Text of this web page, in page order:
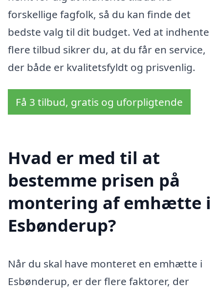
forskellige fagfolk, så du kan finde det
bedste valg til dit budget. Ved at indhente
flere tilbud sikrer du, at du får en service,
der både er kvalitetsfyldt og prisvenlig.
Få 3 tilbud, gratis og uforpligtende
Hvad er med til at
bestemme prisen på
montering af emhætte i
Esbønderup?
Når du skal have monteret en emhætte i
Esbønderup, er der flere faktorer, der